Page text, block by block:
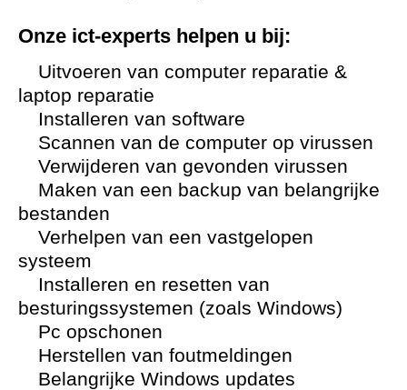
Onze ict-experts helpen u bij:
Uitvoeren van computer reparatie &
laptop reparatie
Installeren van software
Scannen van de computer op virussen
Verwijderen van gevonden virussen
Maken van een backup van belangrijke
bestanden
Verhelpen van een vastgelopen
systeem
Installeren en resetten van
besturingssystemen (zoals Windows)
Pc opschonen
Herstellen van foutmeldingen
Belangrijke Windows updates